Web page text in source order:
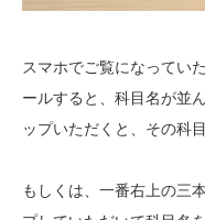
スマホでご覧になってい
ールすると、科目名が並
ップいただくと、その科
もしくは、一番右上の三